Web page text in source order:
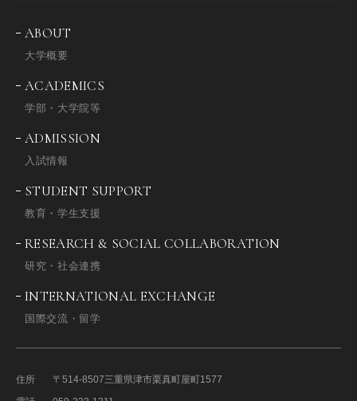
ABOUT
大学概要
ACADEMICS
学部・大学院等
ADMISSION
入試情報
STUDENT SUPPORT
教育・学生支援
RESEARCH & SOCIAL COLLABORATION
研究・社会連携
INTERNATIONAL EXCHANGE
国際交流・留学
住所 〒514-8507三重県津市栗真町屋町1577